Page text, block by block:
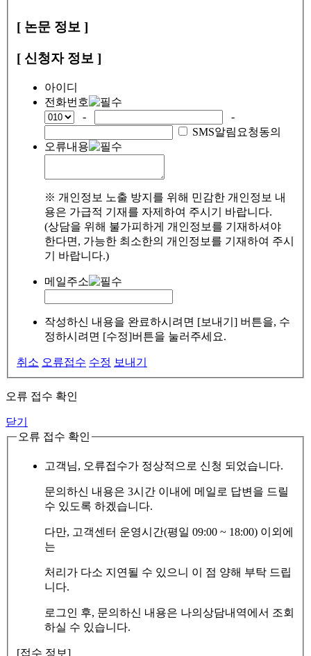
[ 논문 정보 ]
[ 신청자 정보 ]
아이디
전화번호
-
-
SMS알림요청동의
오류내용
※ 개인정보 노출 방지를 위해 민감한 개인정보 내
용은 가급적 기재를 자제하여 주시기 바랍니다.
(상담을 위해 불가피하게 개인정보를 기재하셔야
한다면, 가능한 최소한의 개인정보를 기재하여 주시
기 바랍니다.)
메일주소
작성하신 내용을 완료하시려면 [보내기] 버튼을, 수
정하시려면 [수정]버튼을 눌러주세요.
취소 오류접수 수정 보내기
오류 접수 확인
닫기
오류 접수 확인
고객님, 오류접수가 정상적으로 신청 되었습니다.
문의하신 내용은 3시간 이내에 메일로 답변을 드릴
수 있도록 하겠습니다.
다만, 고객센터 운영시간(평일 09:00 ~ 18:00) 이외에
는
처리가 다소 지연될 수 있으니 이 점 양해 부탁 드립
니다.
로그인 후, 문의하신 내용은 나의상담내역에서 조회
하실 수 있습니다.
[접수 정보]